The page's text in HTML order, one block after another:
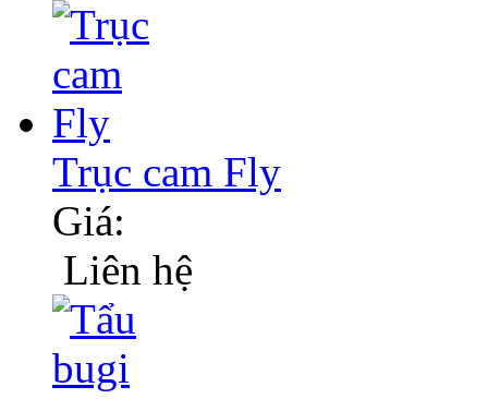
Trục cam Fly
Giá:
Liên hệ